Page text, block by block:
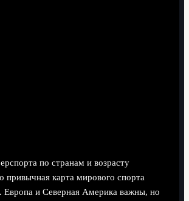
по странам и возрасту
привычная карта мирового спорта
Европа и Северная Америка важны, но